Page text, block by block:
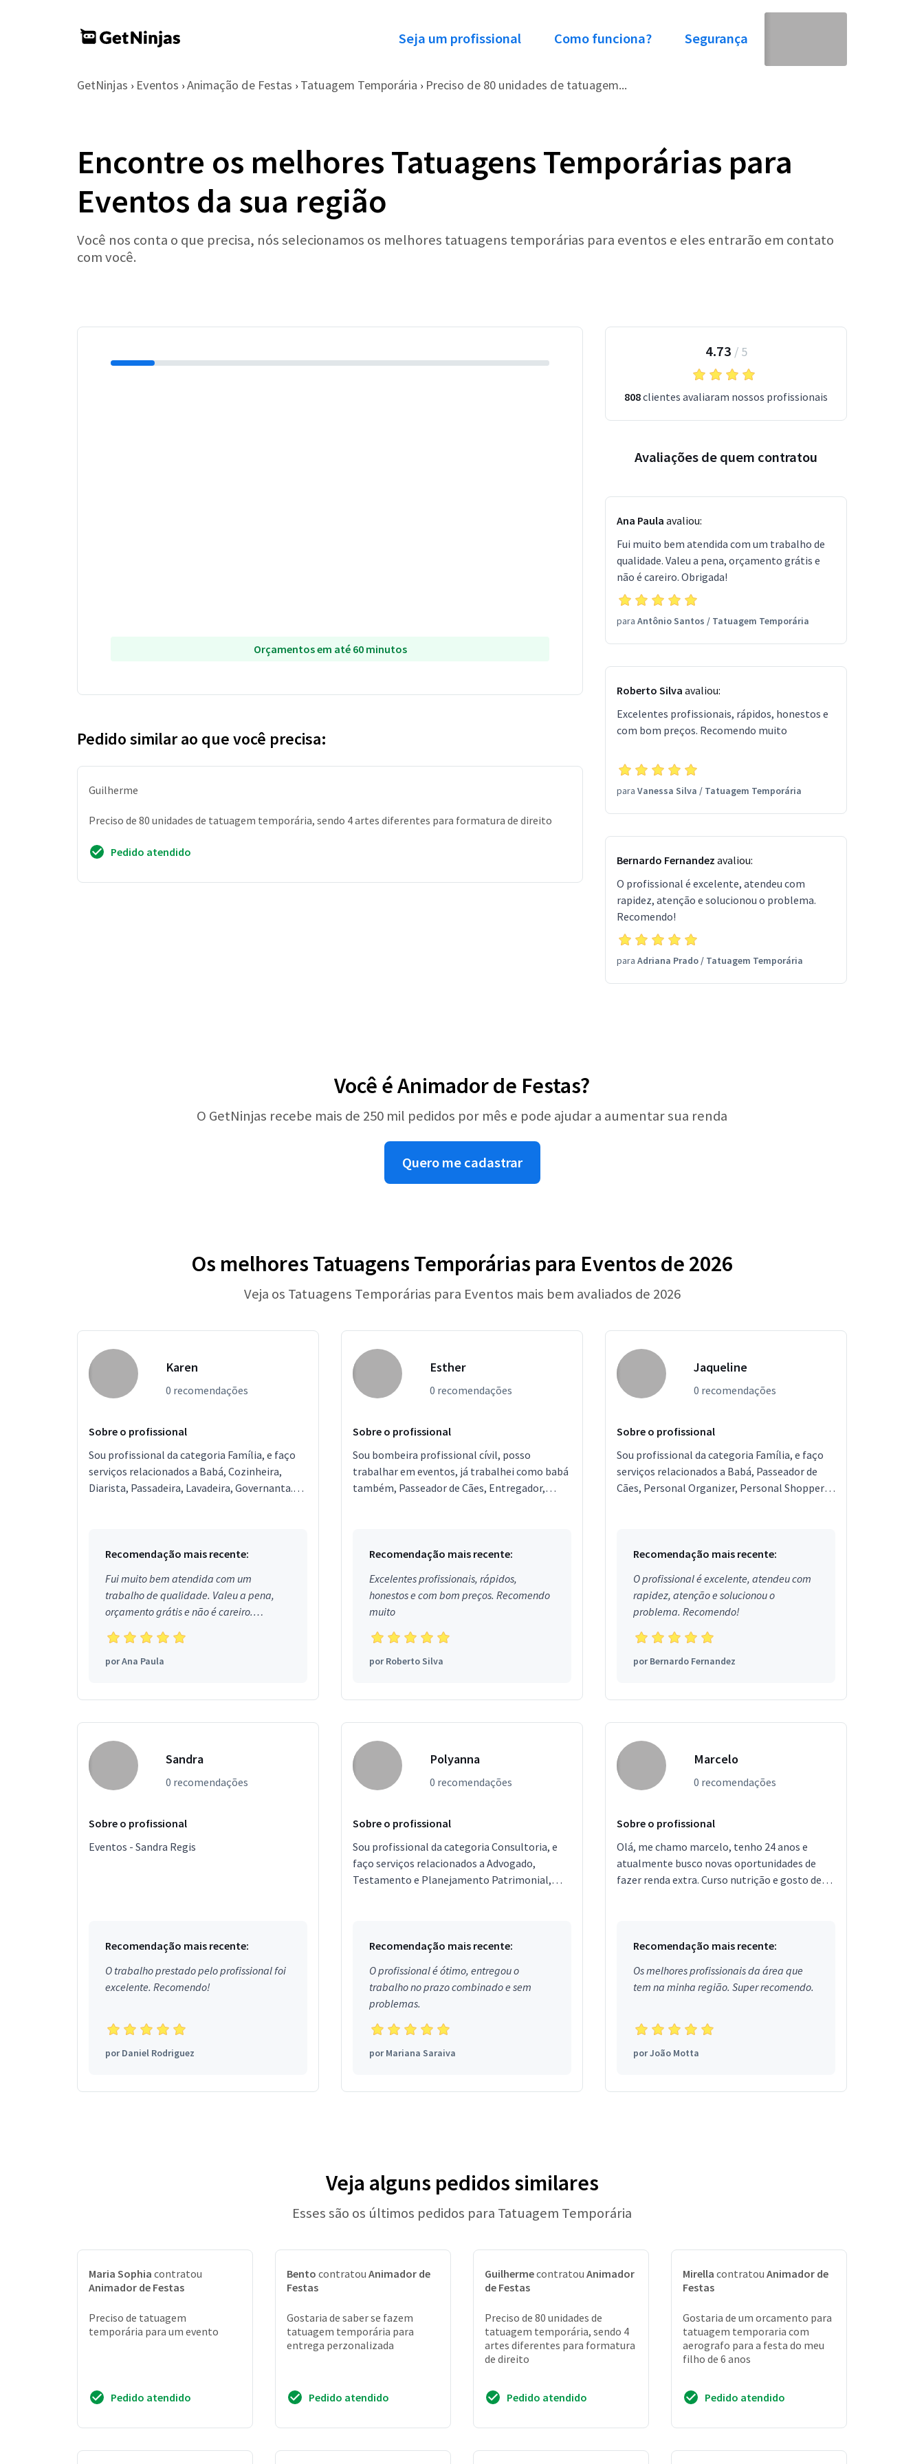
Seja um profissional Como funciona? Segurança
GetNinjas › Eventos › Animação de Festas › Tatuagem Temporária › Preciso de 80 unidades de tatuagem...
Encontre os melhores Tatuagens Temporárias para
Eventos da sua região
Você nos conta o que precisa, nós selecionamos os melhores tatuagens temporárias para eventos e eles entrarão em contato
com você.
Orçamentos em até 60 minutos
Pedido similar ao que você precisa:
Guilherme
Preciso de 80 unidades de tatuagem temporária, sendo 4 artes diferentes para formatura de direito
Pedido atendido
4.73 / 5
808clientes avaliaram nossos profissionais
Avaliações de quem contratou
Ana Paula avaliou:
Fui muito bem atendida com um trabalho de
qualidade. Valeu a pena, orçamento grátis e
não é careiro. Obrigada!
para Antônio Santos / Tatuagem Temporária
Roberto Silva avaliou:
Excelentes profissionais, rápidos, honestos e
com bom preços. Recomendo muito
para Vanessa Silva / Tatuagem Temporária
Bernardo Fernandez avaliou:
O profissional é excelente, atendeu com
rapidez, atenção e solucionou o problema.
Recomendo!
para Adriana Prado/ Tatuagem Temporária
Você é Animador de Festas?
O GetNinjas recebe mais de 250 mil pedidos por mês e pode ajudar a aumentar sua renda
Quero me cadastrar
Os melhores Tatuagens Temporárias para Eventos de 2026
Veja os Tatuagens Temporárias para Eventos mais bem avaliados de 2026
Karen
0 recomendações
Sobre o profissional
Sou profissional da categoria Família, e faço
serviços relacionados a Babá, Cozinheira,
Diarista, Passadeira, Lavadeira, Governanta.
Recomendação mais recente:
Fui muito bem atendida com um
trabalho de qualidade. Valeu a pena,
orçamento grátis e não é careiro.
Obrigada!
porAna Paula
Esther
0 recomendações
Sobre o profissional
Sou bombeira profissional cívil, posso
trabalhar em eventos, já trabalhei como babá
também, Passeador de Cães, Entregador,
Recomendação mais recente:
Excelentes profissionais, rápidos,
honestos e com bom preços. Recomendo
muito
porRoberto Silva
Jaqueline
0 recomendações
Sobre o profissional
Sou profissional da categoria Família, e faço
serviços relacionados a Babá, Passeador de
Cães, Personal Organizer, Personal Shopper,
Recomendação mais recente:
O profissional é excelente, atendeu com
rapidez, atenção e solucionou o
problema. Recomendo!
porBernardo Fernandez
Sandra
0 recomendações
Sobre o profissional
Eventos - Sandra Regis
Recomendação mais recente:
O trabalho prestado pelo profissional foi
excelente. Recomendo!
porDaniel Rodriguez
Polyanna
0 recomendações
Sobre o profissional
Sou profissional da categoria Consultoria, e
faço serviços relacionados a Advogado,
Testamento e Planejamento Patrimonial,
Recomendação mais recente:
O profissional é ótimo, entregou o
trabalho no prazo combinado e sem
problemas.
porMariana Saraiva
Marcelo
0 recomendações
Sobre o profissional
Olá, me chamo marcelo, tenho 24 anos e
atualmente busco novas oportunidades de
fazer renda extra. Curso nutrição e gosto de
Recomendação mais recente:
Os melhores profissionais da área que
tem na minha região. Super recomendo.
porJoão Motta
Veja alguns pedidos similares
Esses são os últimos pedidos para Tatuagem Temporária
Maria Sophia contratou
Animador de Festas
Preciso de tatuagem
temporária para um evento
Pedido atendido
Bento contratou Animador de
Festas
Gostaria de saber se fazem
tatuagem temporária para
entrega perzonalizada
Pedido atendido
Guilhermecontratou Animador
de Festas
Preciso de 80 unidades de
tatuagem temporária, sendo 4
artes diferentes para formatura
de direito
Pedido atendido
Mirella contratou Animador de
Festas
Gostaria de um orcamento para
tatuagem temporaria com
aerografo para a festa do meu
filho de 6 anos
Pedido atendido